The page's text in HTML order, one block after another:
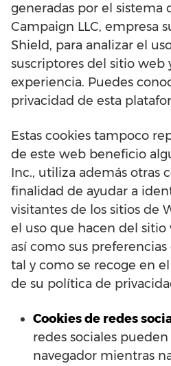
generadas por el sistema
Campaign LLC, empresa
Shield, para analizar el
suscriptores del sitio web
experiencia. Puedes
privacidad de esta
Estas cookies tampoco
de este web beneficio
Inc., utiliza además otras
finalidad de ayudar a
visitantes de los sitios de
el uso que hacen del
así como sus
tal y como se recoge en el
de su política de
Cookies de redes
redes sociales
navegador mientras